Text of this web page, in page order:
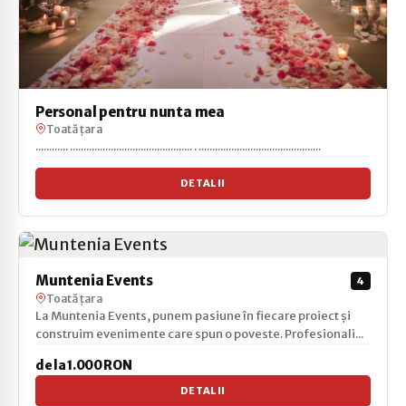
Personal pentru nunta mea
Toată țara
............ ............................................. . .............................................
DETALII
Muntenia Events 4
Toată țara
La Muntenia Events, punem pasiune în fiecare proiect și
construim evenimente care spun o poveste. Profesionali...
de la 1.000 RON
DETALII